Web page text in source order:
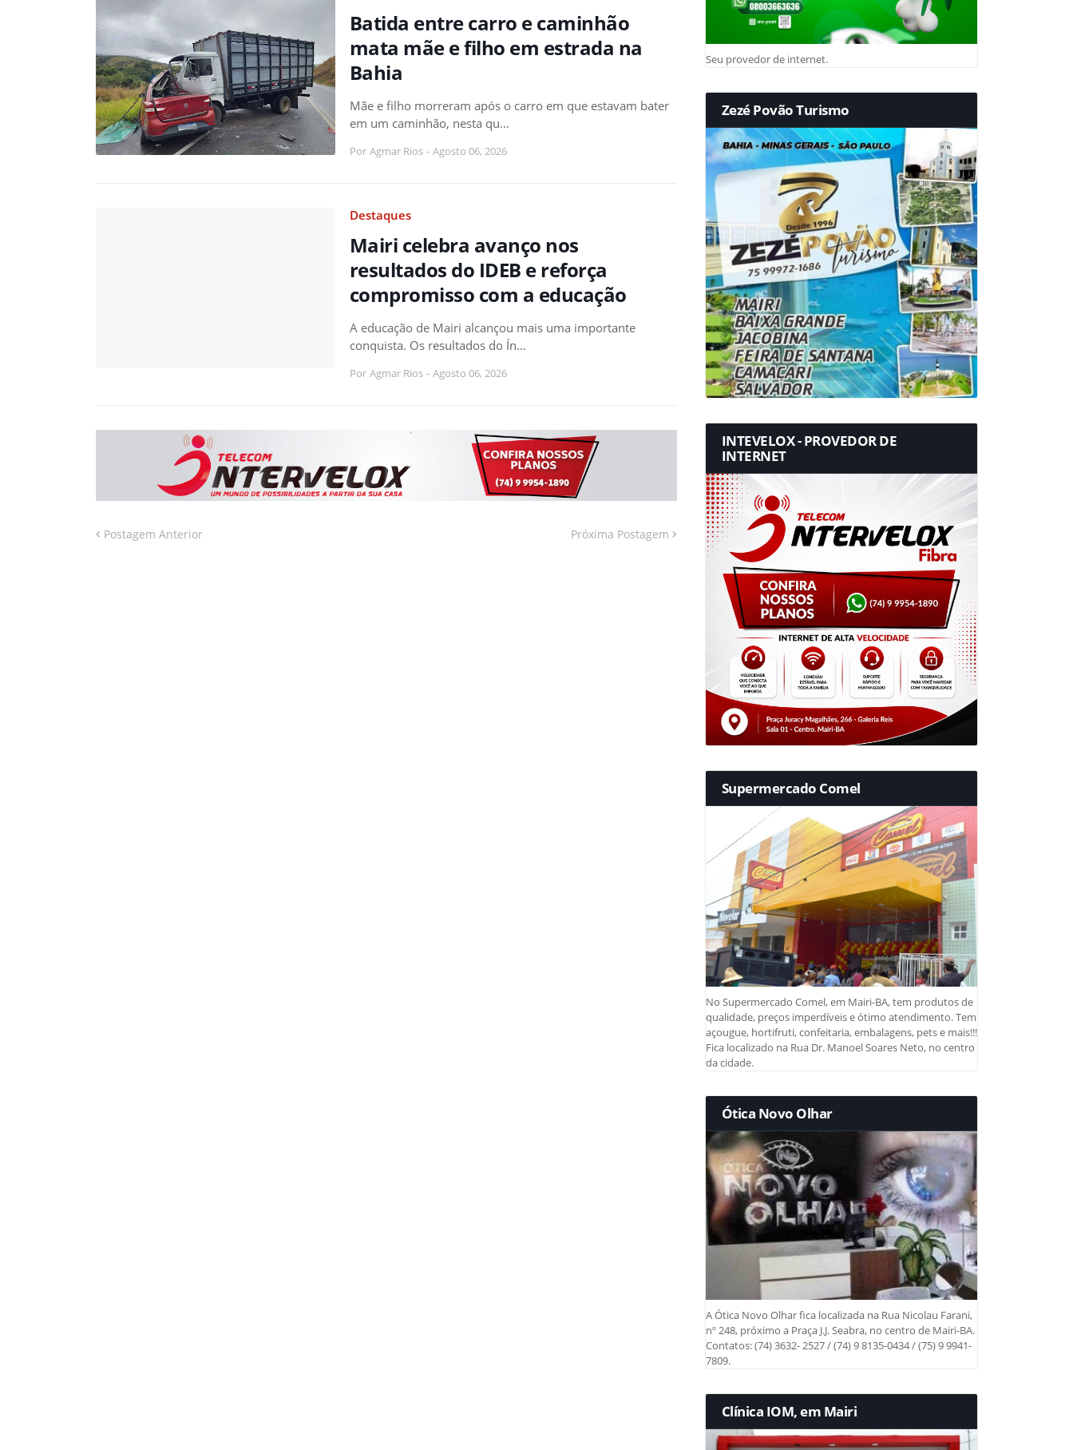
Batida entre carro e caminhão
mata mãe e filho em estrada na
Bahia
Mãe e filho morreram após o carro em que estavam bater
em um caminhão, nesta qu…
Por Agmar Rios - Agosto 06, 2026
Destaques
Mairi celebra avanço nos
resultados do IDEB e reforça
compromisso com a educação
A educação de Mairi alcançou mais uma importante
conquista. Os resultados do Ín…
Por Agmar Rios - Agosto 06, 2026
Postagem Anterior Próxima Postagem
Seu provedor de internet.
Zezé Povão Turismo
INTEVELOX - PROVEDOR DE
INTERNET
Supermercado Comel
No Supermercado Comel, em Mairi-BA, tem produtos de
qualidade, preços imperdíveis e ótimo atendimento. Tem
açougue, hortifruti, confeitaria, embalagens, pets e mais!!!
Fica localizado na Rua Dr. Manoel Soares Neto, no centro
da cidade.
Ótica Novo Olhar
A Ótica Novo Olhar fica localizada na Rua Nicolau Farani,
nº 248, próximo a Praça J.J. Seabra, no centro de Mairi-BA.
Contatos: (74) 3632- 2527 / (74) 9 8135-0434 / (75) 9 9941-
7809.
Clínica IOM, em Mairi